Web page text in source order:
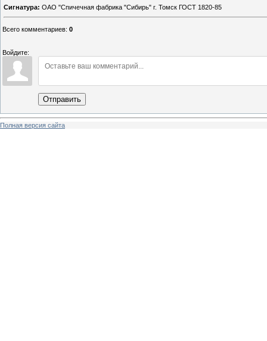
Сигнатура: ОАО "Спичечная фабрика "Сибирь" г. Томск ГОСТ 1820-85
Всего комментариев: 0
Войдите:
Отправить
Полная версия сайта